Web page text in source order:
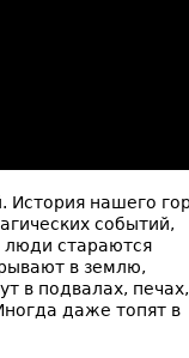
История нашего
событий,
люди стараются
в землю,
в подвалах,
даже топят в